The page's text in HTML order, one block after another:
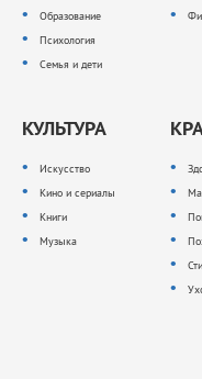
Образование
Психология
Семья и дети
КУЛЬТУРА
Искусство
Кино и сериалы
Книги
Музыка